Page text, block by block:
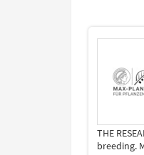
THE
breeding.